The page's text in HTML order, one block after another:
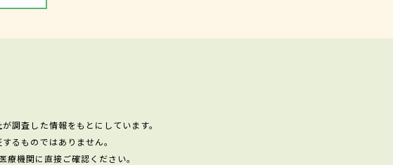
調査した情報をもとにしています。
るものではありません。
機関に直接ご確認ください。